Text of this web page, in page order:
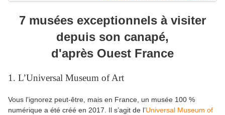
7 musées exceptionnels à visiter
depuis son canapé,
d'après Ouest France
1. L’Universal Museum of Art
Vous l’ignorez peut-être, mais en France, un musée 100 %
numérique a été créé en 2017. Il s’agit de l’Universal Museum of